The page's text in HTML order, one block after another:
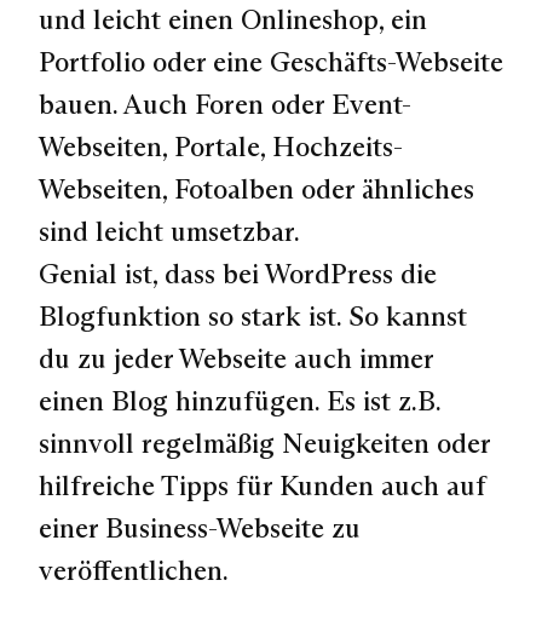
und leicht einen Onlineshop, ein
Portfolio oder eine Geschäfts-Webseite
bauen. Auch Foren oder Event-
Webseiten, Portale, Hochzeits-
Webseiten, Fotoalben oder ähnliches
sind leicht umsetzbar.
Genial ist, dass bei WordPress die
Blogfunktion so stark ist. So kannst
du zu jeder Webseite auch immer
einen Blog hinzufügen. Es ist z.B.
sinnvoll regelmäßig Neuigkeiten oder
hilfreiche Tipps für Kunden auch auf
einer Business-Webseite zu
veröffentlichen.